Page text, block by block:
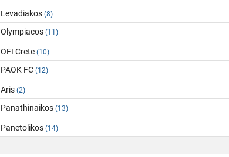
Levadiakos (8)
Olympiacos (11)
OFI Crete (10)
PAOK FC (12)
Aris (2)
Panathinaikos (13)
Panetolikos (14)